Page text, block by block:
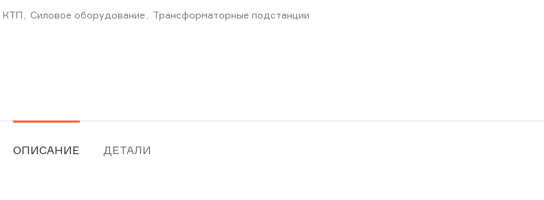
КТП Силовое оборудование Трансформаторные подстанции
ОПИСАНИЕ ДЕТАЛИ